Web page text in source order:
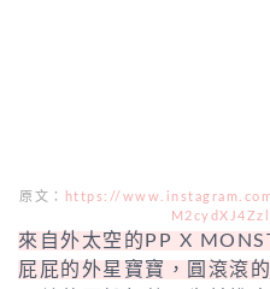
原文：
https://
來自外太空的PP X
屁屁的外星寶寶，圓滾滾